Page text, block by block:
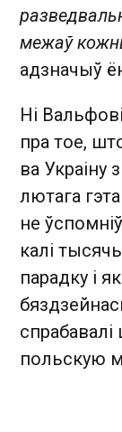
межаў
адзначыў
Ні
пра тое,
ва Украіну
лютага
не
калі
парадку і
польскую